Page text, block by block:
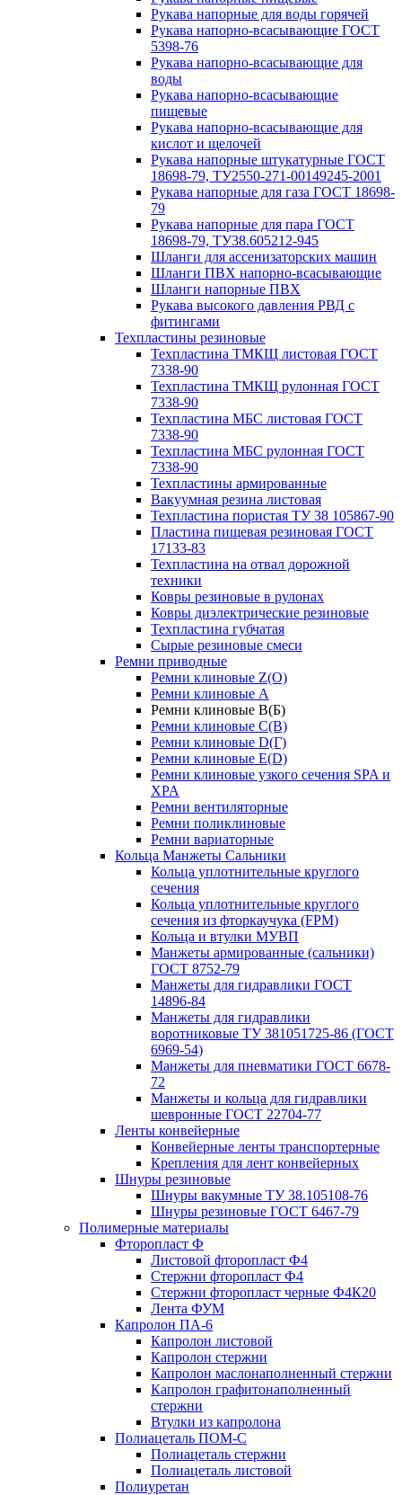
Рукава напорные для воды горячей
Рукава напорно-всасывающие ГОСТ
5398-76
Рукава напорно-всасывающие для
воды
Рукава напорно-всасывающие
пищевые
Рукава напорно-всасывающие для
кислот и щелочей
Рукава напорные штукатурные ГОСТ
18698-79, ТУ2550-271-00149245-2001
Рукава напорные для газа ГОСТ 18698-
79
Рукава напорные для пара ГОСТ
18698-79, ТУ38.605212-945
Шланги для ассенизаторских машин
Шланги ПВХ напорно-всасывающие
Шланги напорные ПВХ
Рукава высокого давления РВД с
фитингами
Техпластины резиновые
Техпластина ТМКЩ листовая ГОСТ
7338-90
Техпластина ТМКЩ рулонная ГОСТ
7338-90
Техпластина МБС листовая ГОСТ
7338-90
Техпластина МБС рулонная ГОСТ
7338-90
Техпластины армированные
Вакуумная резина листовая
Техпластина пористая ТУ 38 105867-90
Пластина пищевая резиновая ГОСТ
17133-83
Техпластина на отвал дорожной
техники
Ковры резиновые в рулонах
Ковры диэлектрические резиновые
Техпластина губчатая
Сырые резиновые смеси
Ремни приводные
Ремни клиновые Z(О)
Ремни клиновые A
Ремни клиновые B(Б)
Ремни клиновые C(В)
Ремни клиновые D(Г)
Ремни клиновые Е(D)
Ремни клиновые узкого сечения SPA и
XPA
Ремни вентиляторные
Ремни поликлиновые
Ремни вариаторные
Кольца Манжеты Сальники
Кольца уплотнительные круглого
сечения
Кольца уплотнительные круглого
сечения из фторкаучука (FPM)
Кольца и втулки МУВП
Манжеты армированные (сальники)
ГОСТ 8752-79
Манжеты для гидравлики ГОСТ
14896-84
Манжеты для гидравлики
воротниковые ТУ 381051725-86 (ГОСТ
6969-54)
Манжеты для пневматики ГОСТ 6678-
72
Манжеты и кольца для гидравлики
шевронные ГОСТ 22704-77
Ленты конвейерные
Конвейерные ленты транспортерные
Крепления для лент конвейерных
Шнуры резиновые
Шнуры вакумные ТУ 38.105108-76
Шнуры резиновые ГОСТ 6467-79
Полимерные материалы
Фторопласт Ф
Листовой фторопласт Ф4
Стержни фторопласт Ф4
Стержни фторопласт черные Ф4К20
Лента ФУМ
Капролон ПА-6
Капролон листовой
Капролон стержни
Капролон маслонаполненный стержни
Капролон графитонаполненный
стержни
Втулки из капролона
Полиацеталь ПОМ-С
Полиацеталь стержни
Полиацеталь листовой
Полиуретан